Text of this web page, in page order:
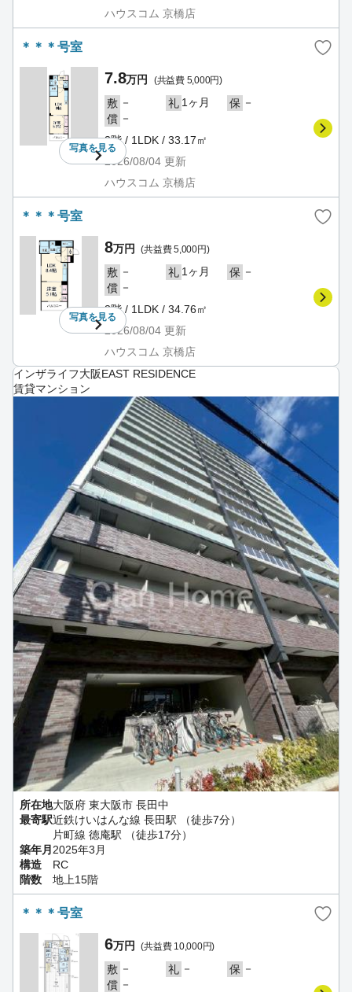
ハウスコム 京橋店
＊＊＊号室
写真を見る
7.8万円 (共益費 5,000円)
敷 － 礼 1ヶ月 保 －
償 －
3階 / 1LDK / 33.17㎡
2026/08/04 更新
ハウスコム 京橋店
＊＊＊号室
写真を見る
8万円 (共益費 5,000円)
敷 － 礼 1ヶ月 保 －
償 －
3階 / 1LDK / 34.76㎡
2026/08/04 更新
ハウスコム 京橋店
インザライフ大阪EAST RESIDENCE
賃貸マンション
所在地大阪府 東大阪市 長田中
最寄駅近鉄けいはんな線 長田駅 （徒歩7分）
片町線 徳庵駅 （徒歩17分）
築年月 2025年3月
構造
RC
階数
地上15階
＊＊＊号室
6万円 (共益費 10,000円)
敷 － 礼 － 保 －
償 －